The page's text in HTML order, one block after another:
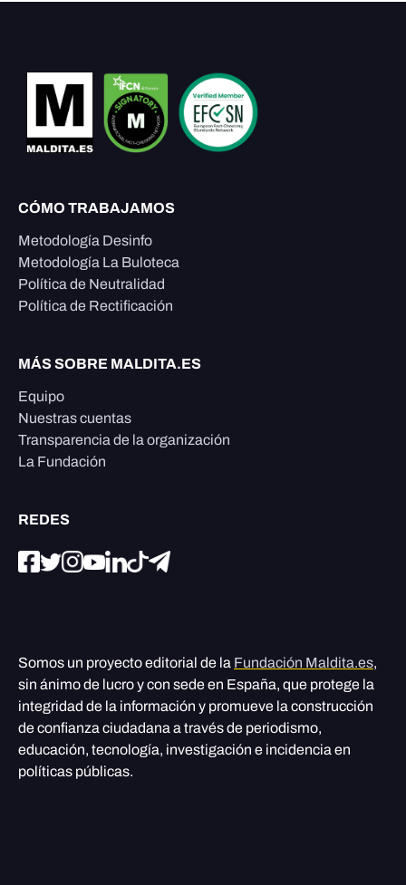
CÓMO TRABAJAMOS
Metodología Desinfo
Metodología La Buloteca
Política de Neutralidad
Política de Rectificación
MÁS SOBRE MALDITA.ES
Equipo
Nuestras cuentas
Transparencia de la organización
La Fundación
REDES
Somos un proyecto editorial de la Fundación Maldita.es,
sin ánimo de lucro y con sede en España, que protege la
integridad de la información y promueve la construcción
de confianza ciudadana a través de periodismo,
educación, tecnología, investigación e incidencia en
políticas públicas.